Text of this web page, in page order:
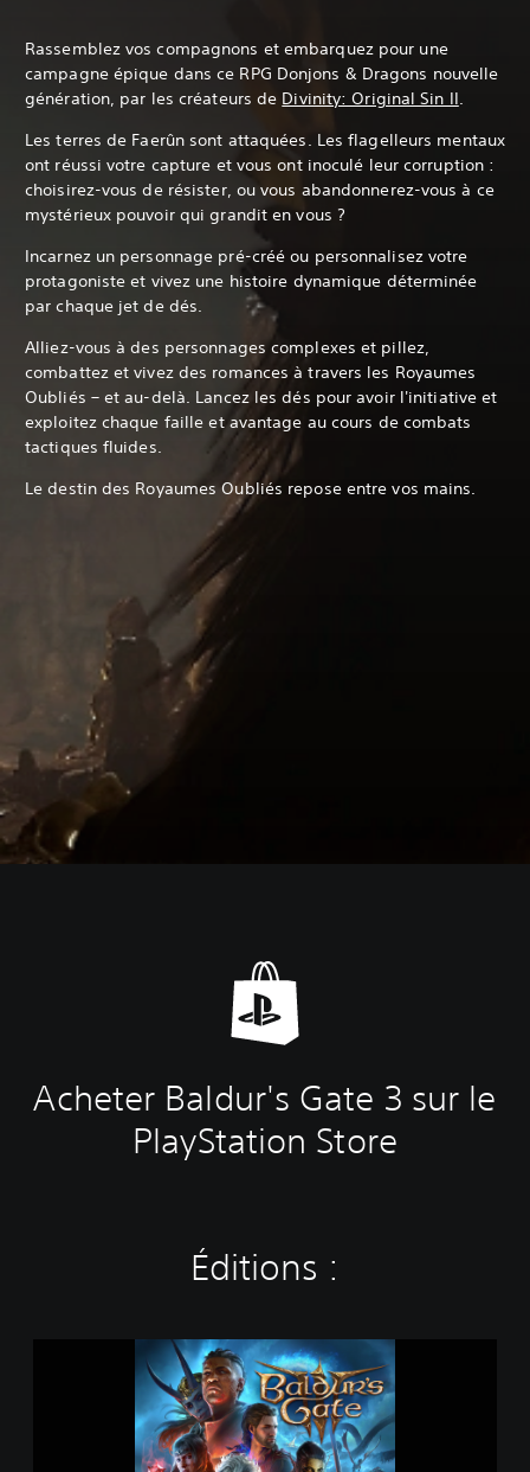
Rassemblez vos compagnons et embarquez pour une
campagne épique dans ce RPG Donjons & Dragons nouvelle
génération, par les créateurs de Divinity: Original Sin II
Les terres de Faerûn sont attaquées. Les flagelleurs mentaux
ont réussi votre capture et vous ont inoculé leur corruption :
choisirez-vous de résister, ou vous abandonnerez-vous à ce
mystérieux pouvoir qui grandit en vous ?
Incarnez un personnage pré-créé ou personnalisez votre
protagoniste et vivez une histoire dynamique déterminée
par chaque jet de dés.
Alliez-vous à des personnages complexes et pillez,
combattez et vivez des romances à travers les Royaumes
Oubliés – et au-delà. Lancez les dés pour avoir l'initiative et
exploitez chaque faille et avantage au cours de combats
tactiques fluides.
Le destin des Royaumes Oubliés repose entre vos mains.
Acheter Baldur's Gate 3 sur le
PlayStation Store
Éditions :